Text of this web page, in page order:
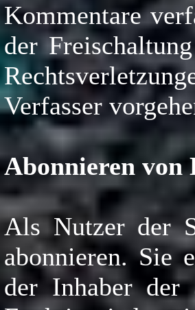
Kommentare
der
Verfasser
Abonnieren von
Als Nutzer der
abonnieren. Sie
der Inhaber der